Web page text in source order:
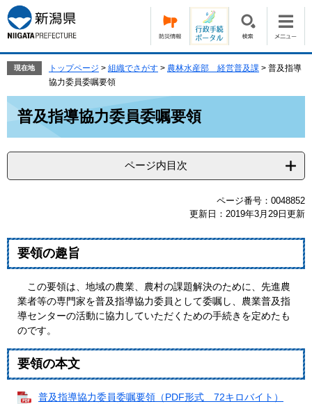
ー
ジ
の
で
す。
ニ
ュ
ー
ば
本
文
現在地 トップページ > 組織でさがす > 農林水産部 経営普及課 > 普及指導
協力委員委嘱要領
普及指導協力委員委嘱要領
ページ内目次
ページ番号：0048852
更新日：2019年3月29日更新
要領の趣旨
この要領は、地域の農業、農村の課題解決のために、先進農
業者等の専門家を普及指導協力委員として委嘱し、農業普及指
導センターの活動に協力していただくための手続きを定めたも
のです。
要領の本文
普及指導協力委員委嘱要領（PDF形式 72キロバイト）